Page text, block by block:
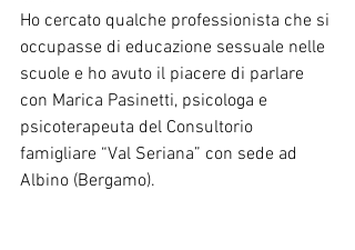
Ho cercato qualche professionista che si
occupasse di educazione sessuale nelle
scuole e ho avuto il piacere di parlare
con Marica Pasinetti, psicologa e
psicoterapeuta del Consultorio
famigliare “Val Seriana” con sede ad
Albino (Bergamo).